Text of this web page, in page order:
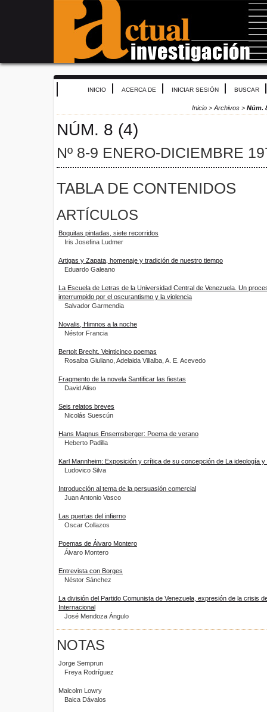
INICIO ACERCA DE INICIAR SESIÓN BUSCAR
Inicio > Archivos > Núm.
NÚM. 8 (4)
Nº 8-9 ENERO-DICIEMBRE
TABLA DE CONTENIDOS
ARTÍCULOS
Boquitas pintadas, siete recorridos
Iris Josefina Ludmer
Artigas y Zapata, homenaje y tradición de nuestro tiempo
Eduardo Galeano
La Escuela de Letras de la Universidad Central de Venezuela. Un
interrumpido por el oscurantismo y la violencia
Salvador Garmendia
Novalis, Himnos a la noche
Néstor Francia
Bertolt Brecht. Veinticinco poemas
Rosalba Giuliano, Adelaida Villalba, A. E. Acevedo
Fragmento de la novela Santificar las fiestas
David Aliso
Seis relatos breves
Nicolás Suescún
Hans Magnus Ensemsberger: Poema de verano
Heberto Padilla
Karl Mannheim: Exposición y crítica de su concepción de La ideología y
Ludovico Silva
Introducción al tema de la persuasión comercial
Juan Antonio Vasco
Las puertas del infierno
Oscar Collazos
Poemas de Álvaro Montero
Álvaro Montero
Entrevista con Borges
Néstor Sánchez
La división del Partido Comunista de Venezuela, expresión de la crisis
Internacional
José Mendoza Ángulo
NOTAS
Jorge Semprun
Freya Rodríguez
Malcolm Lowry
Baica Dávalos